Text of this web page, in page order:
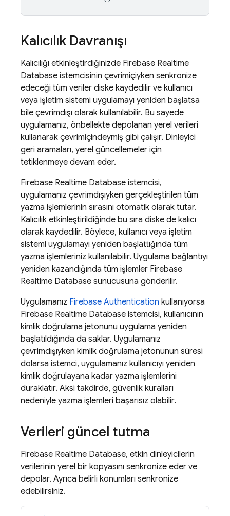
Kalıcılık Davranışı
Kalıcılığı etkinleştirdiğinizde Firebase Realtime
Database istemcisinin çevrimiçiyken senkronize
edeceği tüm veriler diske kaydedilir ve kullanıcı
veya işletim sistemi uygulamayı yeniden başlatsa
bile çevrimdışı olarak kullanılabilir. Bu sayede
uygulamanız, önbellekte depolanan yerel verileri
kullanarak çevrimiçindeymiş gibi çalışır. Dinleyici
geri aramaları, yerel güncellemeler için
tetiklenmeye devam eder.
Firebase Realtime Database istemcisi,
uygulamanız çevrimdışıyken gerçekleştirilen tüm
yazma işlemlerinin sırasını otomatik olarak tutar.
Kalıcılık etkinleştirildiğinde bu sıra diske de kalıcı
olarak kaydedilir. Böylece, kullanıcı veya işletim
sistemi uygulamayı yeniden başlattığında tüm
yazma işlemleriniz kullanılabilir. Uygulama bağlantıyı
yeniden kazandığında tüm işlemler Firebase
Realtime Database sunucusuna gönderilir.
Uygulamanız Firebase Authentication kullanıyorsa
Firebase Realtime Database istemcisi, kullanıcının
kimlik doğrulama jetonunu uygulama yeniden
başlatıldığında da saklar. Uygulamanız
çevrimdışıyken kimlik doğrulama jetonunun süresi
dolarsa istemci, uygulamanız kullanıcıyı yeniden
kimlik doğrulayana kadar yazma işlemlerini
duraklatır. Aksi takdirde, güvenlik kuralları
nedeniyle yazma işlemleri başarısız olabilir.
Verileri güncel tutma
Firebase Realtime Database, etkin dinleyicilerin
verilerinin yerel bir kopyasını senkronize eder ve
depolar. Ayrıca belirli konumları senkronize
edebilirsiniz.